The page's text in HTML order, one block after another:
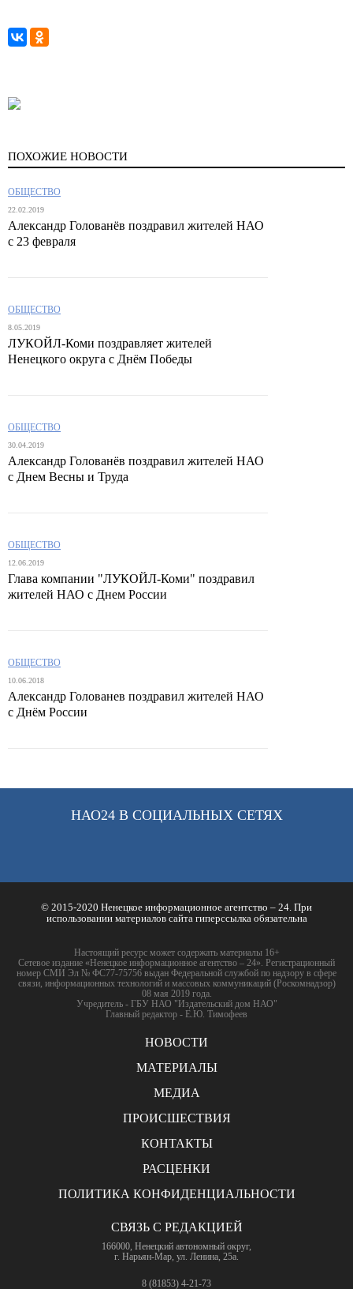
ПОХОЖИЕ НОВОСТИ
ОБЩЕСТВО
22.02.2019
Александр Голованёв поздравил жителей НАО
с 23 февраля
ОБЩЕСТВО
8.05.2019
ЛУКОЙЛ-Коми поздравляет жителей
Ненецкого округа с Днём Победы
ОБЩЕСТВО
30.04.2019
Александр Голованёв поздравил жителей НАО
с Днем Весны и Труда
ОБЩЕСТВО
12.06.2019
Глава компании "ЛУКОЙЛ-Коми" поздравил
жителей НАО с Днем России
ОБЩЕСТВО
10.06.2018
Александр Голованев поздравил жителей НАО
с Днём России
НАО24 В СОЦИАЛЬНЫХ СЕТЯХ
© 2015-2020 Ненецкое информационное агентство – 24. При
использовании материалов сайта гиперссылка обязательна
Настоящий ресурс может содержать материалы 16+
Сетевое издание «Ненецкое информационное агентство – 24». Регистрационный
номер СМИ Эл № ФС77-75756 выдан Федеральной службой по надзору в сфере
связи, информационных технологий и массовых коммуникаций (Роскомнадзор)
08 мая 2019 года.
Учредитель - ГБУ НАО "Издательский дом НАО"
Главный редактор - Е.Ю. Тимофеев
НОВОСТИ
МАТЕРИАЛЫ
МЕДИА
ПРОИСШЕСТВИЯ
КОНТАКТЫ
РАСЦЕНКИ
ПОЛИТИКА КОНФИДЕНЦИАЛЬНОСТИ
СВЯЗЬ С РЕДАКЦИЕЙ
166000, Ненецкий автономный округ,
г. Нарьян-Мар, ул. Ленина, 25а.
8 (81853) 4-21-73